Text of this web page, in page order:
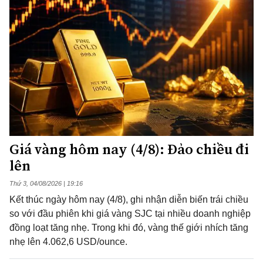
Giá vàng hôm nay (4/8): Đảo chiều đi
lên
Thứ 3, 04/08/2026 | 19:16
Kết thúc ngày hôm nay (4/8), ghi nhận diễn biến trái chiều
so với đầu phiên khi giá vàng SJC tại nhiều doanh nghiệp
đồng loạt tăng nhẹ. Trong khi đó, vàng thế giới nhích tăng
nhẹ lên 4.062,6 USD/ounce.